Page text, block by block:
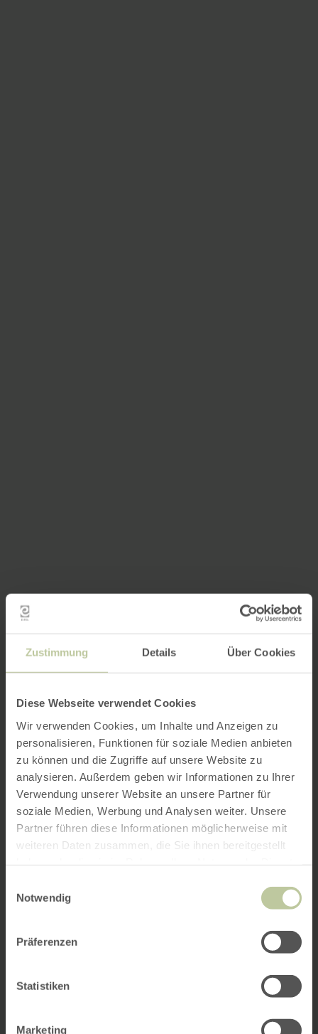
Zustimmung Details Über Cookies
Diese Webseite verwendet Cookies
Wir verwenden Cookies, um Inhalte und Anzeigen zu
personalisieren, Funktionen für soziale Medien anbieten
zu können und die Zugriffe auf unsere Website zu
analysieren. Außerdem geben wir Informationen zu Ihrer
Verwendung unserer Website an unsere Partner für
soziale Medien, Werbung und Analysen weiter. Unsere
Partner führen diese Informationen möglicherweise mit
weiteren Daten zusammen, die Sie ihnen bereitgestellt
Notwendig
Präferenzen
Statistiken
Marketing